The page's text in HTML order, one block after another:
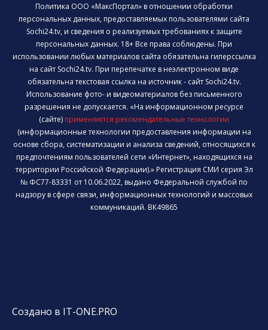
Политика ООО «МаксПортал» в отношении обработки
персональных данных, предоставляемых пользователями сайта
Sochi24.tv, и сведения о реализуемых требованиях к защите
персональных данных. 18+ Все права соблюдены. При
использовании любых материалов сайта обязательна гиперссылка
на сайт Sochi24.tv. При перепечатке в неэлектронном виде
обязательна текстовая ссылка на источник - сайт Sochi24.tv.
Использование фото- и видеоматериалов без письменного
разрешения не допускается. «На информационном ресурсе
(сайте) применяются рекомендательные технологии
(информационные технологии предоставления информации на
основе сбора, систематизации и анализа сведений, относящихся к
предпочтениям пользователей сети «Интернет», находящихся на
территории Российской Федерации).» Регистрация СМИ серия Эл
№ ФС77-83331 от 10.06.2022, выдано Федеральной службой по
надзору в сфере связи, информационных технологий и массовых
коммуникаций. ВК49865
Создано в IT-ONE.PRO